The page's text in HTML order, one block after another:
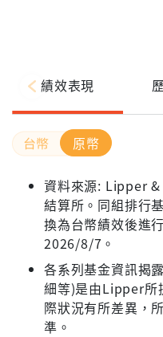
績效表現
原幣
資料來源: Lipper
結算所。同組排行
換為台幣績效後進
2026/8/7。
各系列基金資訊揭
細等)是由Lipper所
際狀況有所差異，
準。